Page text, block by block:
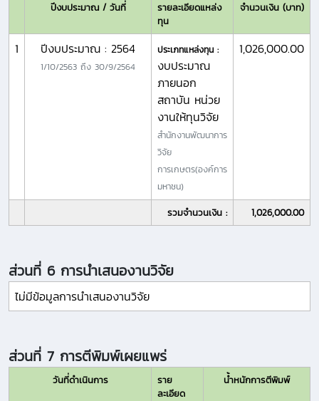
ปีงบประมาณ / วันที่
รายละเอียดแหล่ง
ทุน
จำนวนเงิน (บาท)
1 ปีงบประมาณ : 2564
1/10/2563 ถึง 30/9/2564
ประเภทแหล่งทุน :
งบประมาณ
ภายนอก
สถาบัน หน่วย
งานให้ทุนวิจัย
สำนักงานพัฒนาการ
วิจัย
การเกษตร(องค์การ
มหาชน)
1,026,000.00
รวมจำนวนเงิน : 1,026,000.00
ส่วนที่ 6 การนำเสนองานวิจัย
ไม่มีข้อมูลการนำเสนองานวิจัย
ส่วนที่ 7 การตีพิมพ์เผยแพร่
วันที่ดำเนินการ
ราย
ละเอียด
น้ำหนักการตีพิมพ์